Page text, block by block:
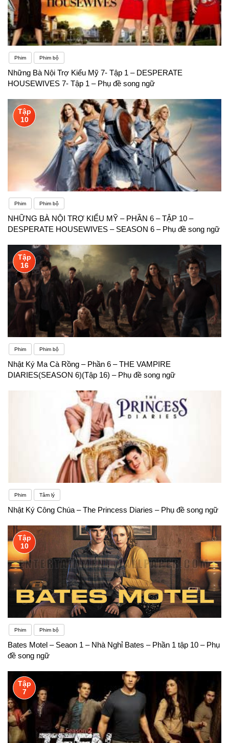
Phim Phim bộ
Những Bà Nội Trợ Kiểu Mỹ 7- Tập 1 – DESPERATE
HOUSEWIVES 7- Tập 1 – Phụ đề song ngữ
Tập
10
Phim Phim bộ
NHỮNG BÀ NỘI TRỢ KIỂU MỸ – PHẦN 6 – TẬP 10 –
DESPERATE HOUSEWIVES – SEASON 6 – Phụ đề song ngữ
Tập
16
Phim Phim bộ
Nhật Ký Ma Cà Rồng – Phần 6 – THE VAMPIRE
DIARIES(SEASON 6)(Tập 16) – Phụ đề song ngữ
Phim Tâm lý
Nhật Ký Công Chúa – The Princess Diaries – Phụ đề song ngữ
Tập
10
Phim Phim bộ
Bates Motel – Seaon 1 – Nhà Nghỉ Bates – Phần 1 tập 10 – Phụ
đề song ngữ
Tập
7